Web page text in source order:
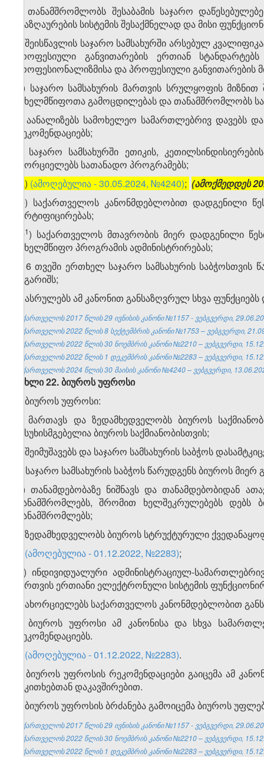
ვ) თანამშრომლობს შესაბამის საჯარო
ანაზღაურების სისტემის შესაქმნელად და მისი
ზ) შეისწავლის საჯარო სამსახურში არსებულ
პროფესიული განვითარების ერთიან
პროფესიონალიზმისა და პროფესიული განვითარების
თ) საჯარო სამსახურის მართვის სრულყოფის
სახელმწიფოთა გამოცდილებას და თანამშრომლობს
ი) აანალიზებს სამოხელეო სამართლებრივ დავებს
რეკომენდაციებს;
კ) საჯარო სამსახურში ეთიკის,
ახორციელებს სათანადო პროგრამებს;
კ) (ამოღებულია - 30.05.2024, №4240); (ამოქმედდეს
ლ) საქართველოს კანონმდებლობით დადგენილი
სერტიფიცირებას;
ლ​1) საქართველოს მთავრობის მიერ დადგენილი
სახელმწიფო პროგრამის ადმინისტრირებას;
მ) 6 თვეში ერთხელ საჯარო სამსახურის საბჭოსთვის
ანგარიშს;
ნ) ასრულებს ამ კანონით განსაზღვრულ სხვა
საქართველოს 2017 წლის 29 ივნისის კანონი №1157 - ვებგვერდი,
საქართველოს 2022 წლის 8 სექტემბრის კანონი №1753 – ვებგვერდი,
საქართველოს 2022 წლის 30 ნოემბრის კანონი №2210 – ვებგვერდი,
საქართველოს 2022 წლის 1 დეკემბრის კანონი №2283 – ვებგვერდი,
საქართველოს 2024 წლის 30 მაისის კანონი №4240 – ვებგვერდი,
მუხლი 22. ბიუროს უფროსი
1. ბიუროს უფროსი:
ა) მართავს და ზედამხედველობს ბიუროს
პასუხისმგებელია ბიუროს საქმიანობისთვის;
ბ) შეიმუშავებს და საჯარო სამსახურის საბჭოს
გ) საჯარო სამსახურის საბჭოს წარუდგენს ბიუროს მიერ
დ) თანამდებობაზე ნიშნავს და თანამდებობიდან
თანამშრომლებს, შრომით ხელშეკრულებებს დებს
თანამშრომლებს;
ე) ზედამხედველობს ბიუროს სტრუქტურული
(ამოღებულია - 01.12.2022, №2283);
) ინდივიდუალური ადმინისტრაციულ-
მართვის ერთიანი ელექტრონული სისტემის
ზ) ახორციელებს საქართველოს კანონმდებლობით
2. ბიუროს უფროსი ამ კანონისა და სხვა
რეკომენდაციებს.
(ამოღებულია - 01.12.2022, №2283).
4. ბიუროს უფროსის რეკომენდაციები გაიცემა ამ
საკითხებთან დაკავშირებით.
5. ბიუროს უფროსის ბრძანება გამოიცემა ბიუროს
საქართველოს 2017 წლის 29 ივნისის კანონი №1157 - ვებგვერდი,
საქართველოს 2022 წლის 30 ნოემბრის კანონი №2210 – ვებგვერდი,
საქართველოს 2022 წლის 1 დეკემბრის კანონი №2283 – ვებგვერდი,